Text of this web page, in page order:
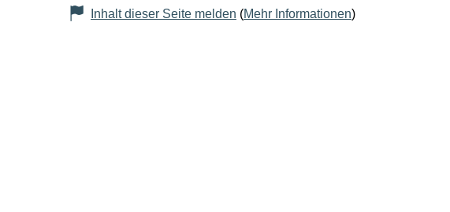
Inhalt dieser Seite melden (Mehr Informationen)